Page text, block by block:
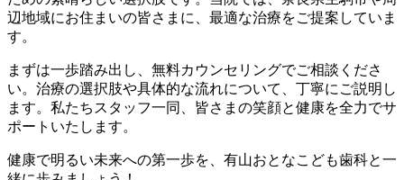
辺地域にお住まいの皆さまに、最適な治療をご提案していま
す。
まずは一歩踏み出し、無料カウンセリングでご相談くださ
い。治療の選択肢や具体的な流れについて、丁寧にご説明し
ます。私たちスタッフ一同、皆さまの笑顔と健康を全力でサ
ポートいたします。
健康で明るい未来への第一歩を、有山おとなこども歯科と一